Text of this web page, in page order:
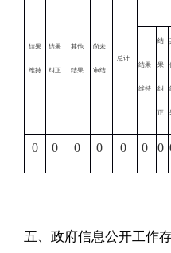
结果
维持
结果
纠正
其他
结果
尚未
审结
总计
结果
维持
结
果
纠
正
0 0 0 0 0 0 0
五、政府信息公开工作